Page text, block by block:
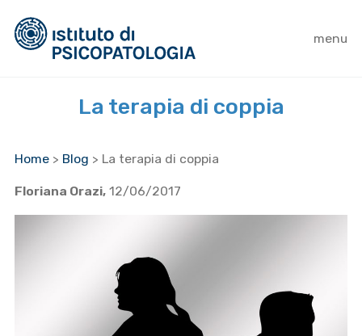
menu
La terapia di coppia
Home > Blog > La terapia di coppia
Floriana Orazi, 12/06/2017